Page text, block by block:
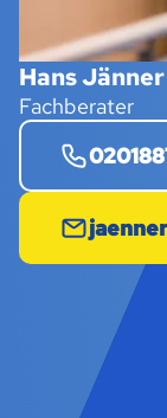
Hans Jänner
Fachberater